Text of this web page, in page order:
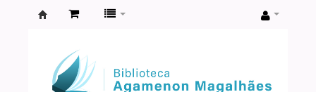
Agamenon
Magalhães